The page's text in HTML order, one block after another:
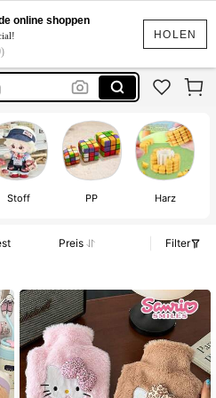
HOLEN
online shoppen
Figure
Stoff PP Harz
Preis
Filter